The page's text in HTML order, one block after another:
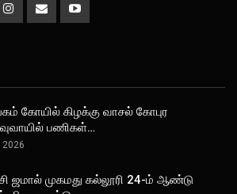
கோயில் கிழக்கு வாசல் கோபுர
பணிகள்…
2026
ஜமால் முகமது கல்லூரி 24-ம் ஆண்டு